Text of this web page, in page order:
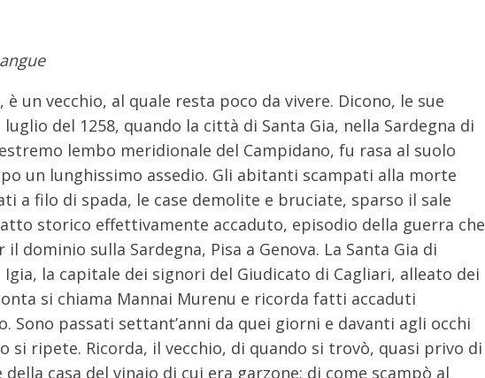
un vecchio, al quale resta poco da vivere. Dicono, le sue
del 1258, quando la città di Santa Gia, nella Sardegna di
lembo meridionale del Campidano, fu rasa al suolo
un lunghissimo assedio. Gli abitanti scampati alla morte
a filo di spada, le case demolite e bruciate, sparso il sale
storico effettivamente accaduto, episodio della guerra che
dominio sulla Sardegna, Pisa a Genova. La Santa Gia di
la capitale dei signori del Giudicato di Cagliari, alleato dei
si chiama Mannai Murenu e ricorda fatti accaduti
Sono passati settant’anni da quei giorni e davanti agli occhi
si ripete. Ricorda, il vecchio, di quando si trovò, quasi privo di
casa del vinaio di cui era garzone; di come scampò al